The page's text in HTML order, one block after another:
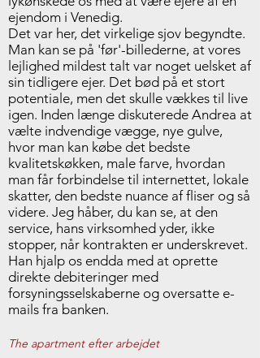
ejendom i Venedig.
Det var her, det virkelige sjov begyndte.
Man kan se på 'før'-billederne, at vores
lejlighed mildest talt var noget uelsket af
sin tidligere ejer. Det bød på et stort
potentiale, men det skulle vækkes til live
igen. Inden længe diskuterede Andrea at
vælte indvendige vægge, nye gulve,
hvor man kan købe det bedste
kvalitetskøkken, male farve, hvordan
man får forbindelse til internettet, lokale
skatter, den bedste nuance af fliser og så
videre. Jeg håber, du kan se, at den
service, hans virksomhed yder, ikke
stopper, når kontrakten er underskrevet.
Han hjalp os endda med at oprette
direkte debiteringer med
forsyningsselskaberne og oversatte e-
mails fra banken.
The apartment efter arbejdet